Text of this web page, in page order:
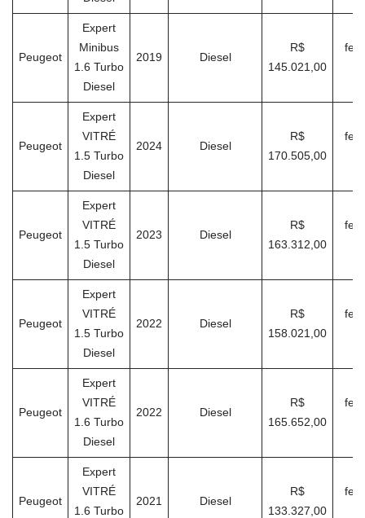
Peugeot
Expert
Minibus
1.6 Turbo
Diesel
2019 Diesel
R$
145.021,00
Peugeot
Expert
VITRÉ
1.5 Turbo
Diesel
2024 Diesel
R$
170.505,00
Peugeot
Expert
VITRÉ
1.5 Turbo
Diesel
2023 Diesel
R$
163.312,00
Peugeot
Expert
VITRÉ
1.5 Turbo
Diesel
2022 Diesel
R$
158.021,00
Peugeot
Expert
VITRÉ
1.6 Turbo
Diesel
2022 Diesel
R$
165.652,00
Peugeot
Expert
VITRÉ
1.6 Turbo
2021 Diesel
R$
133.327,00